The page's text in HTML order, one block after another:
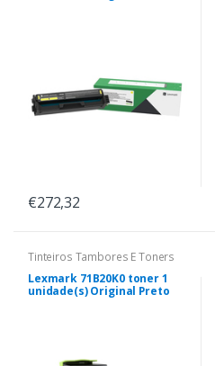
€272,32
Tinteiros Tambores E Toners
Lexmark 71B20K0 toner 1
unidade(s) Original Preto